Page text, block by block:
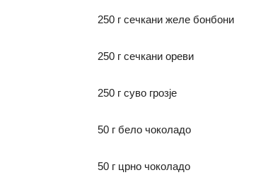
250 г сечкани желе бонбони
250 г сечкани ореви
250 г суво грозје
50 г бело чоколадо
50 г црно чоколадо